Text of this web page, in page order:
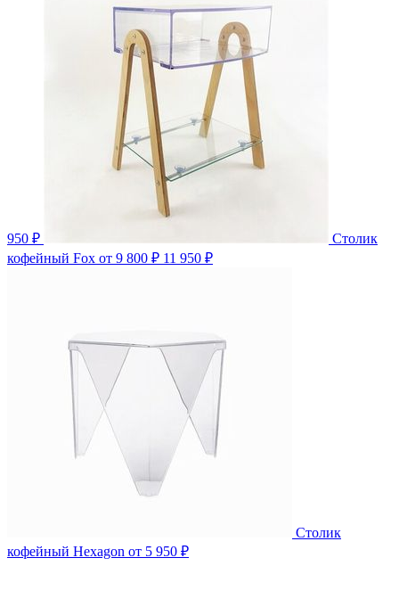
950 ₽
Столик
кофейный Fox от 9 800 ₽ 11 950 ₽
Столик
кофейный Hexagon от 5 950 ₽